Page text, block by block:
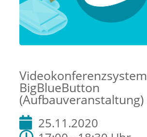
Videokonferenzsystem
BigBlueButton
(Aufbauveranstaltung)
25.11.2020